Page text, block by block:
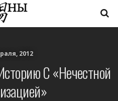
2012
С «нечестной